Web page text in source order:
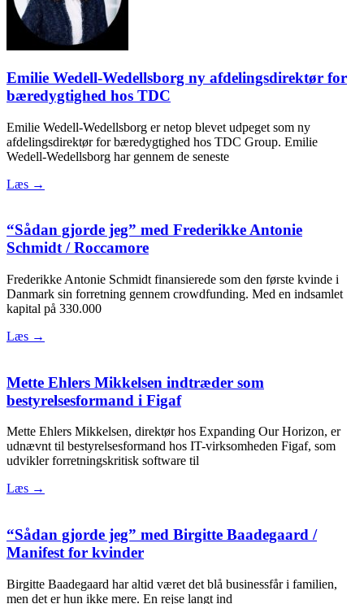
Emilie Wedell-Wedellsborg ny afdelingsdirektør for
bæredygtighed hos TDC
Emilie Wedell-Wedellsborg er netop blevet udpeget som ny
afdelingsdirektør for bæredygtighed hos TDC Group. Emilie
Wedell-Wedellsborg har gennem de seneste
Læs →
“Sådan gjorde jeg” med Frederikke Antonie
Schmidt / Roccamore
Frederikke Antonie Schmidt finansierede som den første kvinde i
Danmark sin forretning gennem crowdfunding. Med en indsamlet
kapital på 330.000
Læs →
Mette Ehlers Mikkelsen indtræder som
bestyrelsesformand i Figaf
Mette Ehlers Mikkelsen, direktør hos Expanding Our Horizon, er
udnævnt til bestyrelsesformand hos IT-virksomheden Figaf, som
udvikler forretningskritisk software til
Læs →
“Sådan gjorde jeg” med Birgitte Baadegaard /
Manifest for kvinder
Birgitte Baadegaard har altid været det blå businessfår i familien,
men det er hun ikke mere. En rejse langt ind